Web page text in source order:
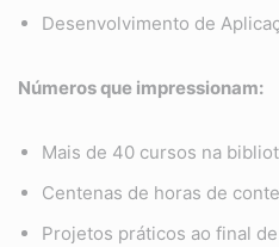
Desenvolvimento de
Números que impressionam:
Mais de 40 cursos na
Centenas de horas de
Projetos práticos ao final